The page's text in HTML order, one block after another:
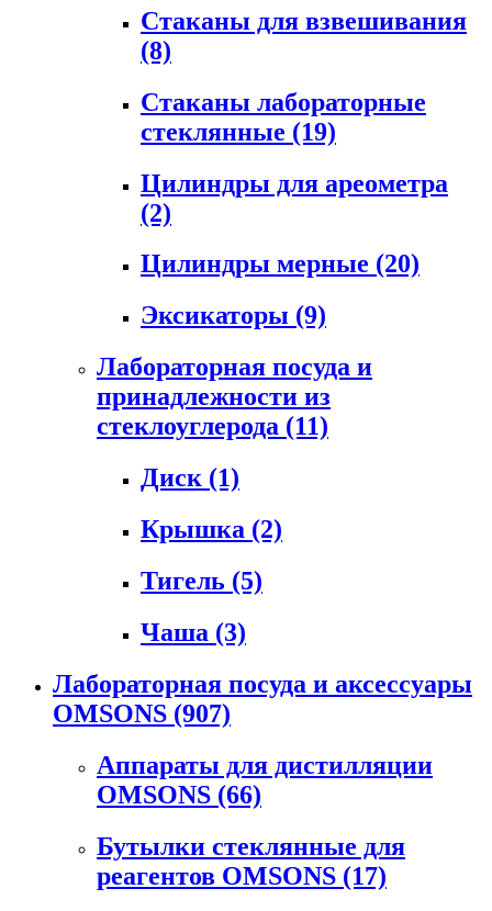
Стаканы для взвешивания
(8)
Стаканы лабораторные
стеклянные (19)
Цилиндры для ареометра
(2)
Цилиндры мерные (20)
Эксикаторы (9)
Лабораторная посуда и
принадлежности из
стеклоуглерода (11)
Диск (1)
Крышка (2)
Тигель (5)
Чаша (3)
Лабораторная посуда и аксессуары
OMSONS (907)
Аппараты для дистилляции
OMSONS (66)
Бутылки стеклянные для
реагентов OMSONS (17)